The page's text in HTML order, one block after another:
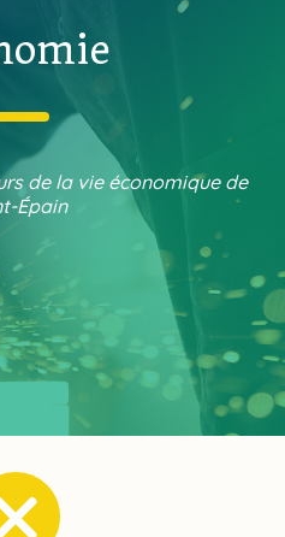
de la vie économique de
Épain